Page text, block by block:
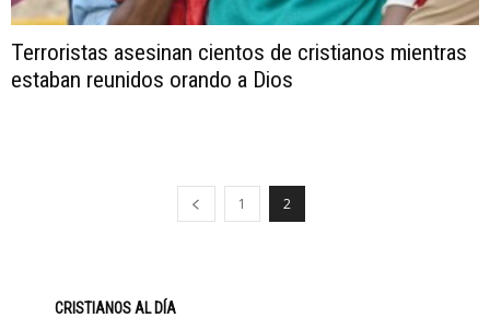
Terroristas asesinan cientos de cristianos mientras
estaban reunidos orando a Dios
1 2
CRISTIANOS AL DÍA